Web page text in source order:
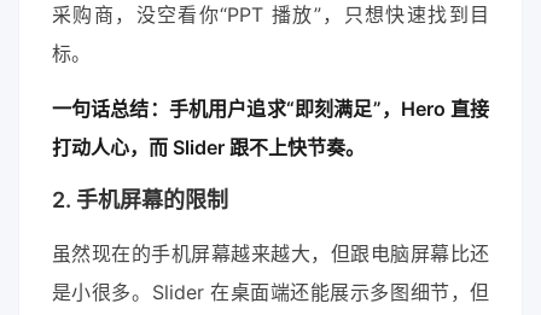
采购商，没空看你“PPT 播放”，只想快速找到目
标。
一句话总结：手机用户追求“即刻满足”，Hero 直接
打动人心，而 Slider 跟不上快节奏。
2. 手机屏幕的限制
虽然现在的手机屏幕越来越大，但跟电脑屏幕比还
是小很多。Slider 在桌面端还能展示多图细节，但